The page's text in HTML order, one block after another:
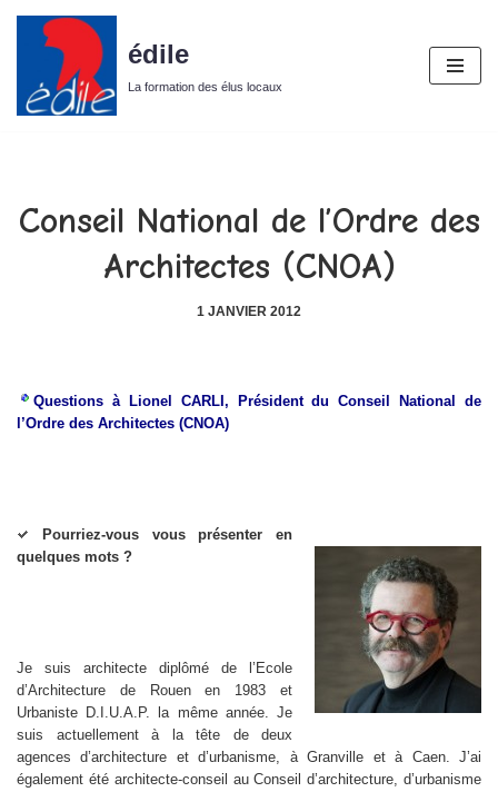
contenu
édile
La formation des élus locaux
Conseil National de l’Ordre des
Architectes (CNOA)
1 JANVIER 2012
Questions à Lionel CARLI, Président du Conseil National de
l’Ordre des Architectes (CNOA)
Pourriez-vous vous présenter en
quelques mots ?
Je suis architecte diplômé de l’Ecole
d’Architecture de Rouen en 1983 et
Urbaniste D.I.U.A.P. la même année. Je
suis actuellement à la tête de deux
agences d’architecture et d’urbanisme, à Granville et à Caen. J’ai
également été architecte-conseil au Conseil d’architecture, d’urbanisme